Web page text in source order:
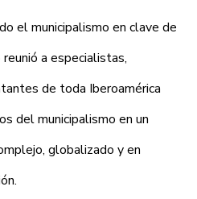
el municipalismo en clave de
a especialistas,
de toda Iberoamérica
del municipalismo en un
globalizado y en